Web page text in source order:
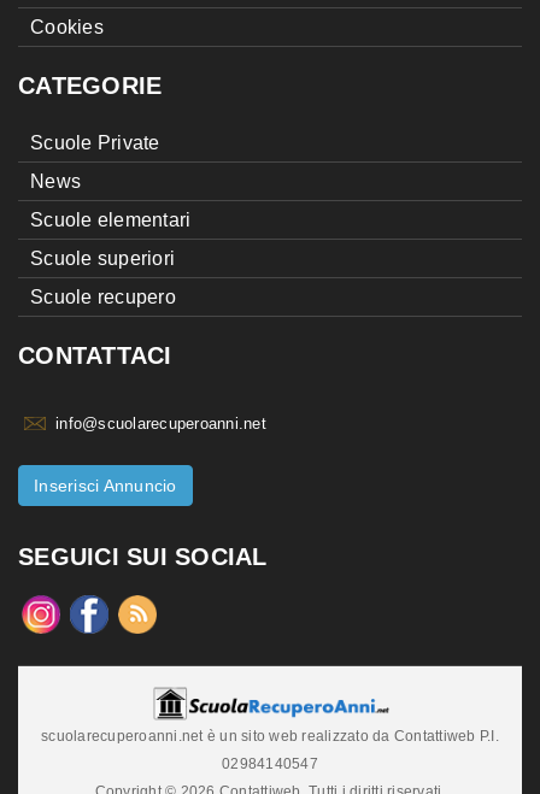
Cookies
CATEGORIE
Scuole Private
News
Scuole elementari
Scuole superiori
Scuole recupero
CONTATTACI
info@scuolarecuperoanni.net
Inserisci Annuncio
SEGUICI SUI SOCIAL
scuolarecuperoanni.net è un sito web realizzato da Contattiweb P.I.
02984140547